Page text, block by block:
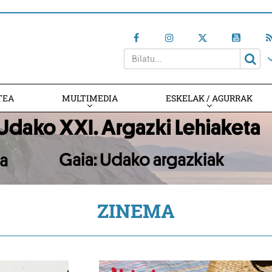
MULTIMEDIA ESKELAK / AGURRAK
ZINEMA